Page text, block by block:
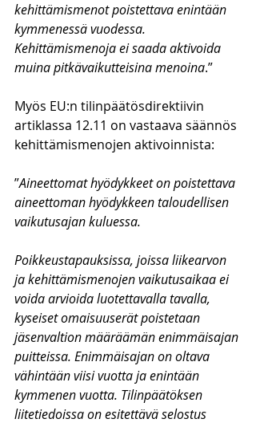
kehittämismenot poistettava enintään
kymmenessä vuodessa.
Kehittämismenoja ei saada aktivoida
muina pitkävaikutteisina menoina.”
Myös EU:n tilinpäätösdirektiivin
artiklassa 12.11 on vastaava säännös
kehittämismenojen aktivoinnista:
”Aineettomat hyödykkeet on poistettava
aineettoman hyödykkeen taloudellisen
vaikutusajan kuluessa.
Poikkeustapauksissa, joissa liikearvon
ja kehittämismenojen vaikutusaikaa ei
voida arvioida luotettavalla tavalla,
kyseiset omaisuuserät poistetaan
jäsenvaltion määräämän enimmäisajan
puitteissa. Enimmäisajan on oltava
vähintään viisi vuotta ja enintään
kymmenen vuotta. Tilinpäätöksen
liitetiedoissa on esitettävä selostus